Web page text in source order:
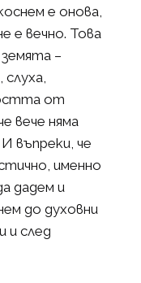
е онова,
е вечно. Това
–
от
вече няма
въпреки, че
именно
дадем и
до духовни
и след